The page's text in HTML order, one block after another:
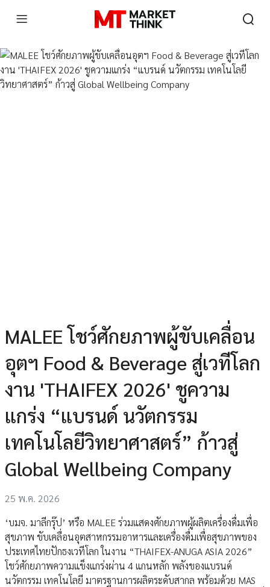
MALEE โชว์ศักยภาพผู้ขับเคลื่อน
อุตฯ Food & Beverage สู่เวทีโลก
งาน 'THAIFEX 2026' ชูความ
แกร่ง “แบรนด์ นวัตกรรม
เทคโนโลยีวิทยาศาสตร์” ก้าวสู่
Global Wellbeing Company
25 พ.ค. 2026
‘บมจ. มาลีกรุ๊ป’ หรือ MALEE ร่วมแสดงศักยภาพผู้ผลิตเครื่องดื่มเพื่อ
สุขภาพ ขับเคลื่อนอุตสาหกรรมอาหารและเครื่องดื่มเพื่อสุขภาพของ
ประเทศไทยปักธงเวทีโลก ในงาน “THAIFEX-ANUGA ASIA 2026”
โชว์ศักยภาพความแข็งแกร่งผ่าน 4 แกนหลัก พลังของแบรนด์
นวัตกรรม เทคโนโลยี มาตรฐานการผลิตระดับสากล พร้อมด้วย MAS